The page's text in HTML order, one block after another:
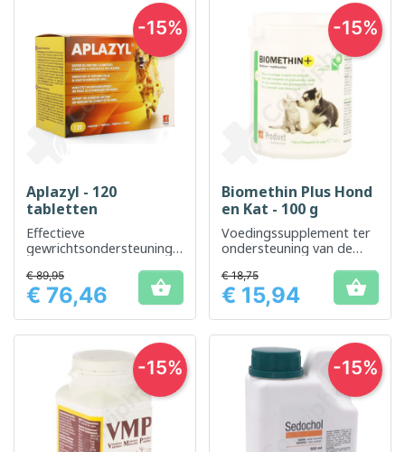
Aplazyl - 120
tabletten
Effectieve
gewrichtsondersteuning
Prijs
€ 89,95
€ 76,46 
-15%
Biomethin Plus Hond
en Kat - 100 g
Voedingssupplement ter
ondersteuning van de
katten
Prijs
€ 18,75
€ 15,94 
-15%
-15% -15%